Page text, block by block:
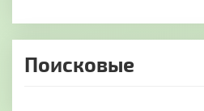
Поисковые